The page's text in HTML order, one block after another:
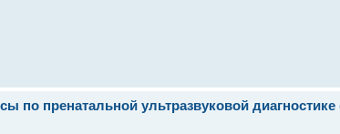
пренатальной ультразвуковой